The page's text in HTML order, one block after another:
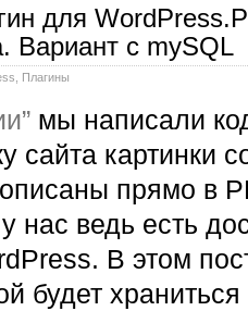
для
Вариант с mySQL
Плагины
мы написали
сайта картинки
прямо в
нас ведь есть
В этом
будет